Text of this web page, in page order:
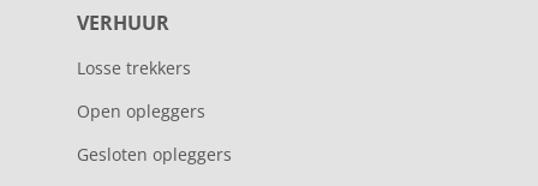
VERHUUR
Losse trekkers
Open opleggers
Gesloten opleggers